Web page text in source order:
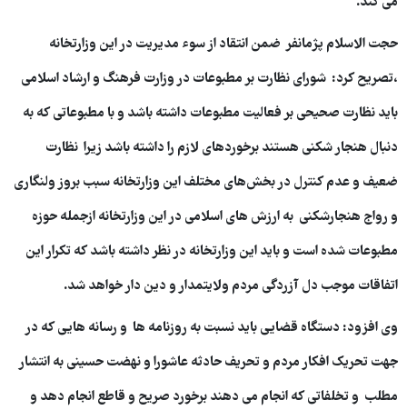
حجت الاسلام پژمانفر ضمن انتقاد از سوء مدیریت در این وزارتخانه
،‌تصریح کرد: شورای نظارت بر مطبوعات در وزارت فرهنگ و ارشاد اسلامی
باید نظارت صحیحی بر فعالیت مطبوعات داشته باشد و با مطبوعاتی که به
دنبال هنجار شکنی هستند برخوردهای لازم را داشته باشد زیرا نظارت
ضعیف و عدم کنترل در بخش‌های مختلف این وزارتخانه سبب بروز ولنگاری
و رواج هنجارشکنی به ارزش های اسلامی در این وزارتخانه ازجمله حوزه
مطبوعات شده است و باید این وزارتخانه در نظر داشته باشد که تکرار این
اتفاقات موجب دل آزردگی مردم ولایتمدار و دین دار خواهد شد.
وی افزود: دستگاه قضایی باید نسبت به روزنامه ها و رسانه هایی که در
جهت تحریک افکار مردم و تحریف حادثه عاشورا و نهضت حسینی به انتشار
مطلب و تخلفاتی که انجام می دهند برخورد صریح و قاطع انجام دهد و